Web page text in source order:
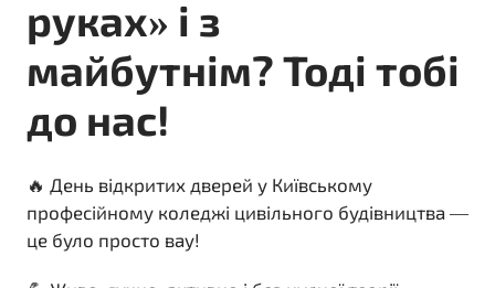
руках» і з
майбутнім? Тоді тобі
до нас!
🔥 День відкритих дверей у Київському
професійному коледжі цивільного будівництва —
це було просто вау!